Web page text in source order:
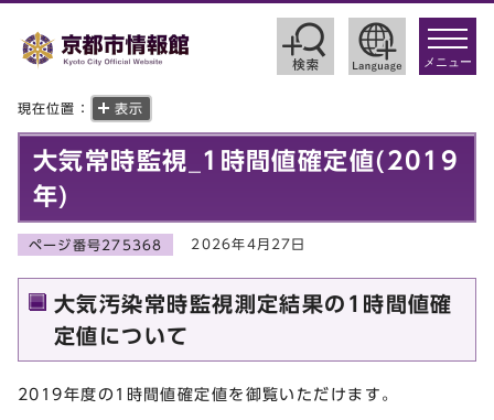
toggle
メニュー
現在位置： 表示
大気常時監視_1時間値確定値(2019
年)
ページ番号275368 2026年4月27日
大気汚染常時監視測定結果の1時間値確
定値について
2019年度の1時間値確定値を御覧いただけます。